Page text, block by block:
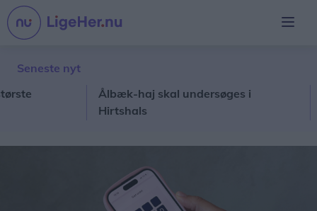
Seneste nyt
Ålbæk-haj skal undersøges i
Hirtshals